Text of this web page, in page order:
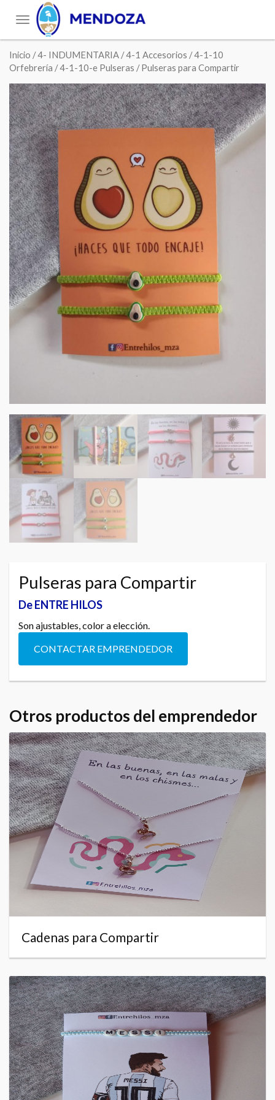
Toggle
navigation
Inicio /4- INDUMENTARIA /4-1 Accesorios /4-1-10
Orfebrería /4-1-10-e Pulseras / Pulseras para Compartir
Pulseras para Compartir
De ENTRE HILOS
Son ajustables, color a elección.
CONTACTAR EMPRENDEDOR
Otros productos del emprendedor
Cadenas para Compartir